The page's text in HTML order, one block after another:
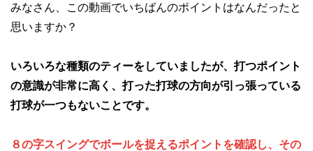
みなさん、この動画でいちばんのポイントはなんだったと
思いますか？
いろいろな種類のティーをしていましたが、打つポイント
の意識が非常に高く、打った打球の方向が引っ張っている
打球が一つもないことです。
８の字スイングでボールを捉えるポイントを確認し、その